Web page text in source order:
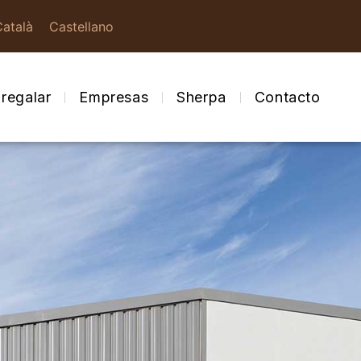
Castellano
Empresas Sherpa Contacto